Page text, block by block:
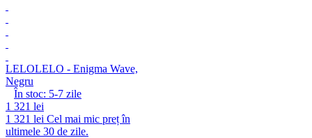
LELOLELO - Enigma Wave,
Negru
În stoc: 5-7 zile
1 321 lei
1 321 lei Cel mai mic preț în
ultimele 30 de zile.